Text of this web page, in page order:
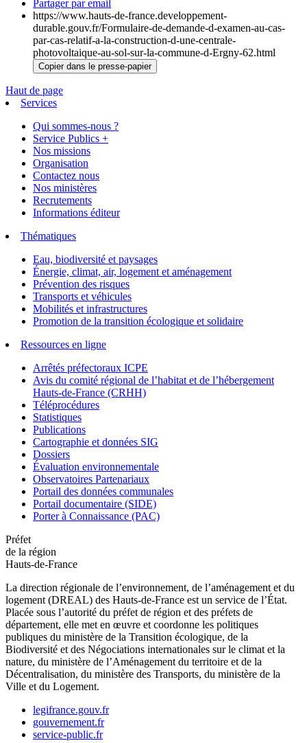
Partager par email
https://www.hauts-de-france.developpement-
durable.gouv.fr/Formulaire-de-demande-d-examen-au-cas-
par-cas-relatif-a-la-construction-d-une-centrale-
photovoltaique-au-sol-sur-la-commune-d-Ergny-62.html
Copier dans le presse-papier
Haut de page
Services
Qui sommes-nous ?
Service Publics +
Nos missions
Organisation
Contactez nous
Nos ministères
Recrutements
Informations éditeur
Thématiques
Eau, biodiversité et paysages
Énergie, climat, air, logement et aménagement
Prévention des risques
Transports et véhicules
Mobilités et infrastructures
Promotion de la transition écologique et solidaire
Ressources en ligne
Arrêtés préfectoraux ICPE
Avis du comité régional de l’habitat et de l’hébergement
Hauts-de-France (CRHH)
Téléprocédures
Statistiques
Publications
Cartographie et données SIG
Dossiers
Évaluation environnementale
Observatoires Partenariaux
Portail des données communales
Portail documentaire (SIDE)
Porter à Connaissance (PAC)
Préfet
de la région
Hauts-de-France
La direction régionale de l’environnement, de l’aménagement et du
logement (DREAL) des Hauts-de-France est un service de l’État.
Placée sous l’autorité du préfet de région et des préfets de
département, elle met en œuvre et coordonne les politiques
publiques du ministère de la Transition écologique, de la
Biodiversité et des Négociations internationales sur le climat et la
nature, du ministère de l’Aménagement du territoire et de la
Décentralisation, du ministère des Transports, du ministère de la
Ville et du Logement.
legifrance.gouv.fr
gouvernement.fr
service-public.fr